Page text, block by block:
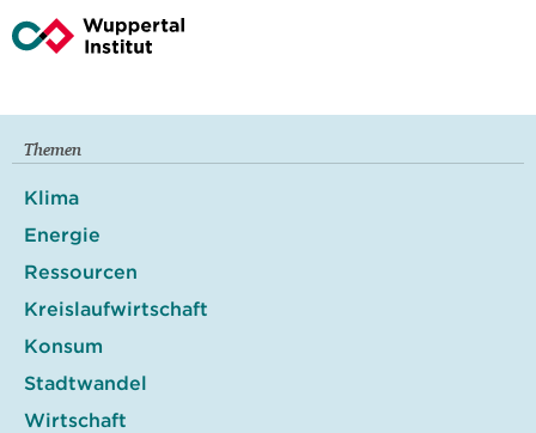
Themen
Klima
Energie
Ressourcen
Kreislaufwirtschaft
Konsum
Stadtwandel
Wirtschaft